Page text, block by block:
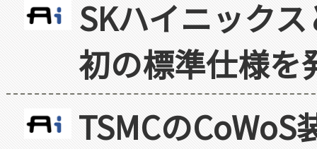
SKハイニック
初の標準仕様を
TSMCの